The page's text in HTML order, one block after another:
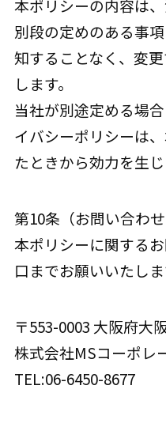
本ポリシーの内容は
別段の定めのある事
知することなく、変
します。
当社が別途定める場
イバシーポリシーは
たときから効力を生じ
第10条（お問い合わせ
本ポリシーに関する
口までお願いいたしま
〒553-0003 大阪府大
株式会社MSコーポレ
TEL:06-6450-8677